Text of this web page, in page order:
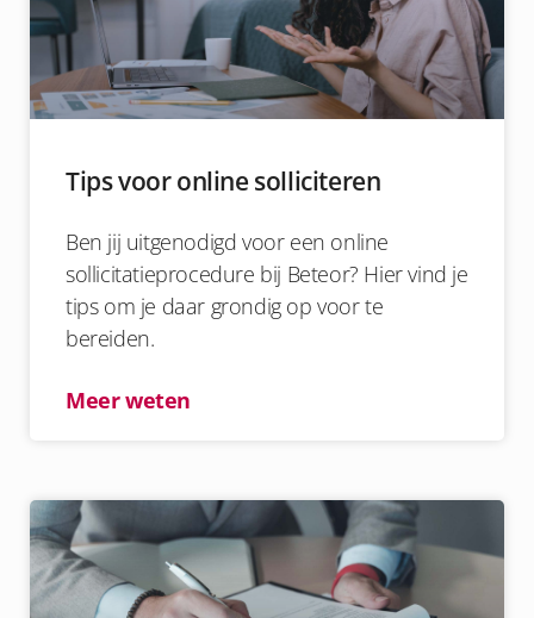
Tips voor online solliciteren
Ben jij uitgenodigd voor een online
sollicitatieprocedure bij Beteor? Hier vind je
tips om je daar grondig op voor te
bereiden.
Meer weten